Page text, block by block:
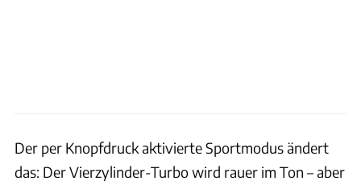
Der per Knopfdruck aktivierte Sportmodus ändert
das: Der Vierzylinder-Turbo wird rauer im Ton – aber